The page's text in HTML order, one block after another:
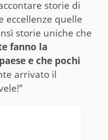
storie di
eccellenze quelle
storie uniche che
fanno la
e che pochi
arrivato il